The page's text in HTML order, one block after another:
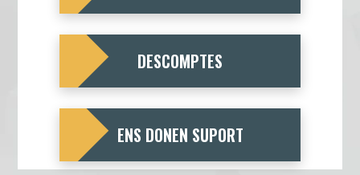
DESCOMPTES
ENS DONEN SUPORT